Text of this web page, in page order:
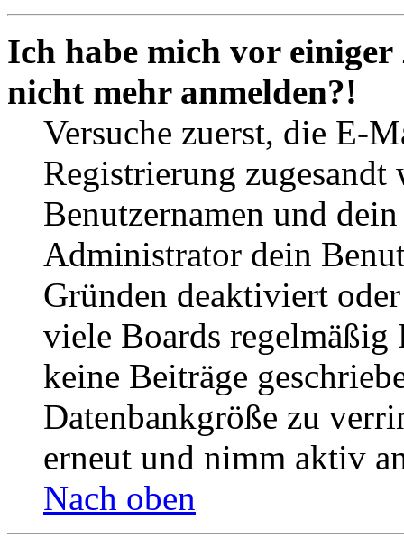
Ich habe mich vor
nicht mehr anmelden?!
Versuche zuerst, die E-
Registrierung
Benutzernamen und
Administrator dein
Gründen deaktiviert
viele Boards
keine Beiträge
Datenbankgröße zu
erneut und nimm aktiv
Nach oben